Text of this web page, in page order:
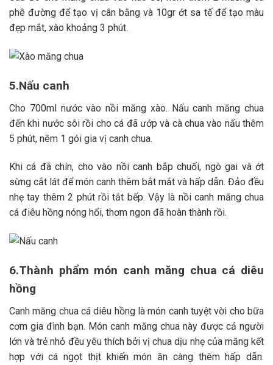
phê đường để tạo vị cân bằng và 10gr ớt sa tế để tạo màu
đẹp mắt, xào khoảng 3 phút.
5.Nấu canh
Cho 700ml nước vào nồi măng xào. Nấu canh măng chua
đến khi nước sôi rồi cho cá đã ướp và cà chua vào nấu thêm
5 phút, nêm 1 gói gia vị canh chua.
Khi cá đã chín, cho vào nồi canh bắp chuối, ngò gai và ớt
sừng cắt lát để món canh thêm bắt mắt và hấp dẫn. Đảo đều
nhẹ tay thêm 2 phút rồi tắt bếp. Vậy là nồi canh măng chua
cá điêu hồng nóng hổi, thơm ngon đã hoàn thành rồi.
6.Thành phẩm món canh măng chua cá diêu
hồng
Canh măng chua cá diêu hồng là món canh tuyệt vời cho bữa
cơm gia đình bạn. Món canh măng chua này được cả người
lớn và trẻ nhỏ đều yêu thích bởi vị chua dịu nhẹ của măng kết
hợp với cá ngọt thịt khiến món ăn càng thêm hấp dẫn.